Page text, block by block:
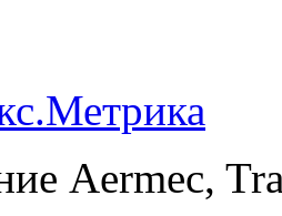
Aermec,